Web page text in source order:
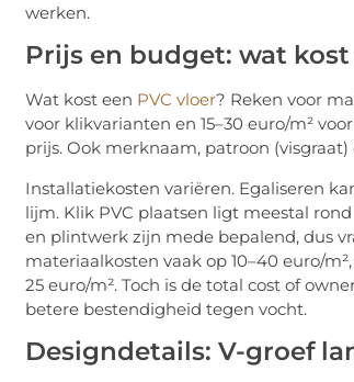
werken.
Prijs en budget: wat kost
Wat kost een PVC vloer? Reken voor
voor klikvarianten en 15–30 euro/m²
prijs. Ook merknaam, patroon
Installatiekosten variëren. Egaliseren
lijm. Klik PVC plaatsen ligt meestal
en plintwerk zijn mede bepalend, dus
materiaalkosten vaak op 10–40 euro/
25 euro/m². Toch is de total cost of
betere bestendigheid tegen vocht.
Designdetails: V-groef